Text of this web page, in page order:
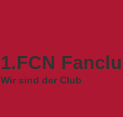
1.FCN
Wir sind der Club